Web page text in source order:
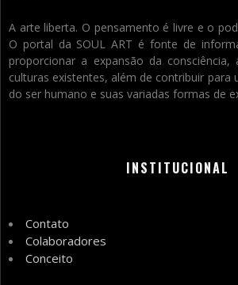
A arte liberta. O pensamento é livre e o
O portal da SOUL ART é fonte de
proporcionar a expansão da consciência,
culturas existentes, além de contribuir para
do ser humano e suas variadas formas de
INSTITUCIONAL
Contato
Colaboradores
Conceito